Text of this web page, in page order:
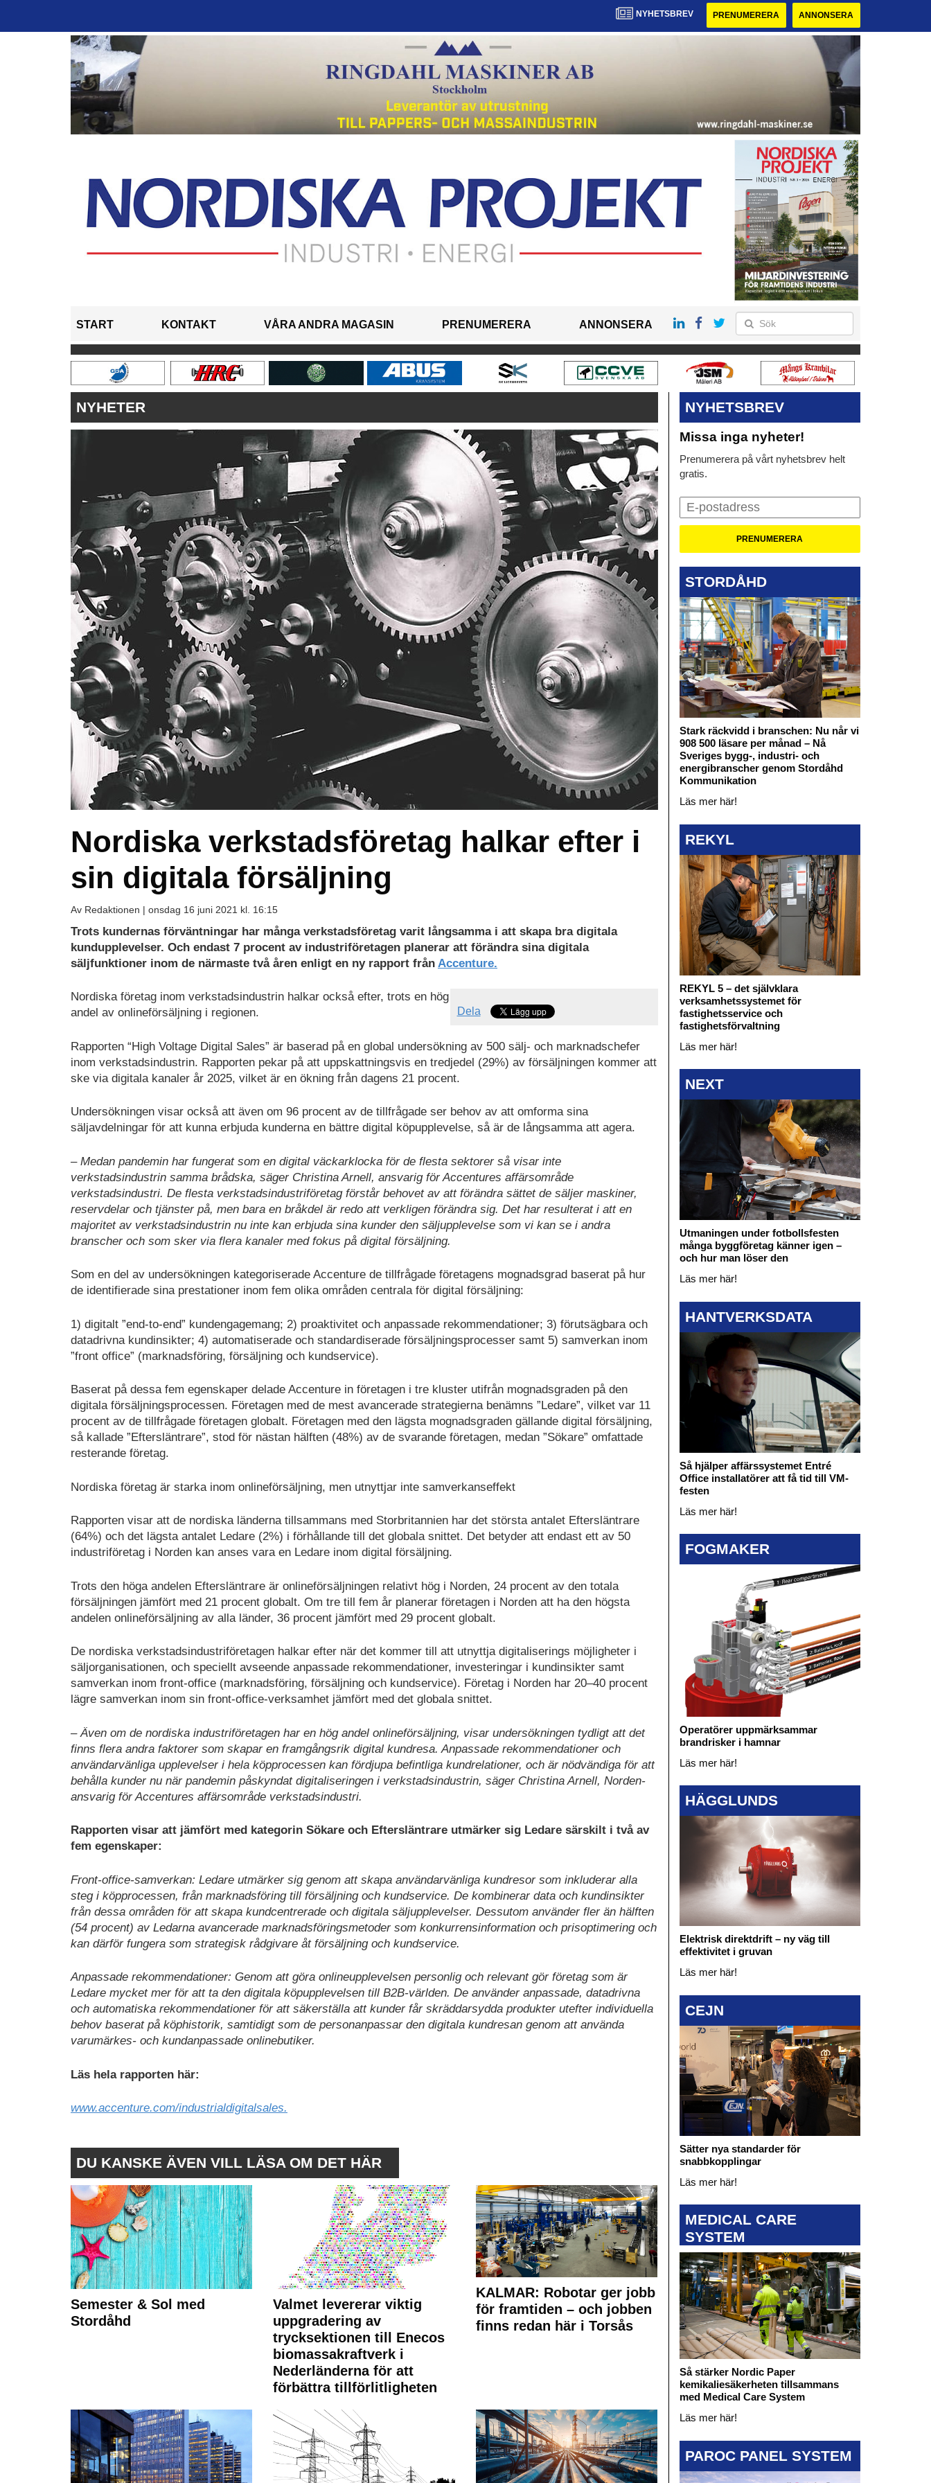
NYHETSBREV PRENUMERERA ANNONSERA
START KONTAKT VÅRA ANDRA MAGASIN PRENUMERERA ANNONSERA
NYHETER
Nordiska verkstadsföretag halkar efter i
sin digitala försäljning
Av Redaktionen | onsdag 16 juni 2021 kl. 16:15
Trots kundernas förväntningar har många verkstadsföretag varit långsamma i att skapa bra digitala
kundupplevelser. Och endast 7 procent av industriföretagen planerar att förändra sina digitala
säljfunktioner inom de närmaste två åren enligt en ny rapport från Accenture.
Dela
Nordiska företag inom verkstadsindustrin halkar också efter, trots en hög
andel av onlineförsäljning i regionen.
Rapporten “High Voltage Digital Sales” är baserad på en global undersökning av 500 sälj- och marknadschefer
inom verkstadsindustrin. Rapporten pekar på att uppskattningsvis en tredjedel (29%) av försäljningen kommer att
ske via digitala kanaler år 2025, vilket är en ökning från dagens 21 procent.
Undersökningen visar också att även om 96 procent av de tillfrågade ser behov av att omforma sina
säljavdelningar för att kunna erbjuda kunderna en bättre digital köpupplevelse, så är de långsamma att agera.
– Medan pandemin har fungerat som en digital väckarklocka för de flesta sektorer så visar inte
verkstadsindustrin samma brådska, säger Christina Arnell, ansvarig för Accentures affärsområde
verkstadsindustri. De flesta verkstadsindustriföretag förstår behovet av att förändra sättet de säljer maskiner,
reservdelar och tjänster på, men bara en bråkdel är redo att verkligen förändra sig. Det har resulterat i att en
majoritet av verkstadsindustrin nu inte kan erbjuda sina kunder den säljupplevelse som vi kan se i andra
branscher och som sker via flera kanaler med fokus på digital försäljning.
Som en del av undersökningen kategoriserade Accenture de tillfrågade företagens mognadsgrad baserat på hur
de identifierade sina prestationer inom fem olika områden centrala för digital försäljning:
1) digitalt ”end-to-end” kundengagemang; 2) proaktivitet och anpassade rekommendationer; 3) förutsägbara och
datadrivna kundinsikter; 4) automatiserade och standardiserade försäljningsprocesser samt 5) samverkan inom
”front office” (marknadsföring, försäljning och kundservice).
Baserat på dessa fem egenskaper delade Accenture in företagen i tre kluster utifrån mognadsgraden på den
digitala försäljningsprocessen. Företagen med de mest avancerade strategierna benämns ”Ledare”, vilket var 11
procent av de tillfrågade företagen globalt. Företagen med den lägsta mognadsgraden gällande digital försäljning,
så kallade ”Eftersläntrare”, stod för nästan hälften (48%) av de svarande företagen, medan ”Sökare” omfattade
resterande företag.
Nordiska företag är starka inom onlineförsäljning, men utnyttjar inte samverkanseffekt
Rapporten visar att de nordiska länderna tillsammans med Storbritannien har det största antalet Eftersläntrare
(64%) och det lägsta antalet Ledare (2%) i förhållande till det globala snittet. Det betyder att endast ett av 50
industriföretag i Norden kan anses vara en Ledare inom digital försäljning.
Trots den höga andelen Eftersläntrare är onlineförsäljningen relativt hög i Norden, 24 procent av den totala
försäljningen jämfört med 21 procent globalt. Om tre till fem år planerar företagen i Norden att ha den högsta
andelen onlineförsäljning av alla länder, 36 procent jämfört med 29 procent globalt.
De nordiska verkstadsindustriföretagen halkar efter när det kommer till att utnyttja digitaliserings möjligheter i
säljorganisationen, och speciellt avseende anpassade rekommendationer, investeringar i kundinsikter samt
samverkan inom front-office (marknadsföring, försäljning och kundservice). Företag i Norden har 20–40 procent
lägre samverkan inom sin front-office-verksamhet jämfört med det globala snittet.
– Även om de nordiska industriföretagen har en hög andel onlineförsäljning, visar undersökningen tydligt att det
finns flera andra faktorer som skapar en framgångsrik digital kundresa. Anpassade rekommendationer och
användarvänliga upplevelser i hela köpprocessen kan fördjupa befintliga kundrelationer, och är nödvändiga för att
behålla kunder nu när pandemin påskyndat digitaliseringen i verkstadsindustrin, säger Christina Arnell, Norden-
ansvarig för Accentures affärsområde verkstadsindustri.
Rapporten visar att jämfört med kategorin Sökare och Eftersläntrare utmärker sig Ledare särskilt i två av
fem egenskaper:
Front-office-samverkan: Ledare utmärker sig genom att skapa användarvänliga kundresor som inkluderar alla
steg i köpprocessen, från marknadsföring till försäljning och kundservice. De kombinerar data och kundinsikter
från dessa områden för att skapa kundcentrerade och digitala säljupplevelser. Dessutom använder fler än hälften
(54 procent) av Ledarna avancerade marknadsföringsmetoder som konkurrensinformation och prisoptimering och
kan därför fungera som strategisk rådgivare åt försäljning och kundservice.
Anpassade rekommendationer: Genom att göra onlineupplevelsen personlig och relevant gör företag som är
Ledare mycket mer för att ta den digitala köpupplevelsen till B2B-världen. De använder anpassade, datadrivna
och automatiska rekommendationer för att säkerställa att kunder får skräddarsydda produkter utefter individuella
behov baserat på köphistorik, samtidigt som de personanpassar den digitala kundresan genom att använda
varumärkes- och kundanpassade onlinebutiker.
Läs hela rapporten här:
www.accenture.com/industrialdigitalsales.
DU KANSKE ÄVEN VILL LÄSA OM DET HÄR
Semester & Sol med
Stordåhd
Valmet levererar viktig
uppgradering av
trycksektionen till Enecos
biomassakraftverk i
Nederländerna för att
förbättra tillförlitligheten
KALMAR: Robotar ger jobb
för framtiden – och jobben
finns redan här i Torsås
NYHETSBREV
Missa inga nyheter!
Prenumerera på vårt nyhetsbrev helt
gratis.
STORDÅHD
Stark räckvidd i branschen: Nu når vi
908 500 läsare per månad – Nå
Sveriges bygg-, industri- och
energibranscher genom Stordåhd
Kommunikation
Läs mer här!
REKYL
REKYL 5 – det självklara
verksamhetssystemet för
fastighetsservice och
fastighetsförvaltning
Läs mer här!
NEXT
Utmaningen under fotbollsfesten
många byggföretag känner igen –
och hur man löser den
Läs mer här!
HANTVERKSDATA
Så hjälper affärssystemet Entré
Office installatörer att få tid till VM-
festen
Läs mer här!
FOGMAKER
Operatörer uppmärksammar
brandrisker i hamnar
Läs mer här!
HÄGGLUNDS
Elektrisk direktdrift – ny väg till
effektivitet i gruvan
Läs mer här!
CEJN
Sätter nya standarder för
snabbkopplingar
Läs mer här!
MEDICAL CARE
SYSTEM
Så stärker Nordic Paper
kemikaliesäkerheten tillsammans
med Medical Care System
Läs mer här!
PAROC PANEL SYSTEM